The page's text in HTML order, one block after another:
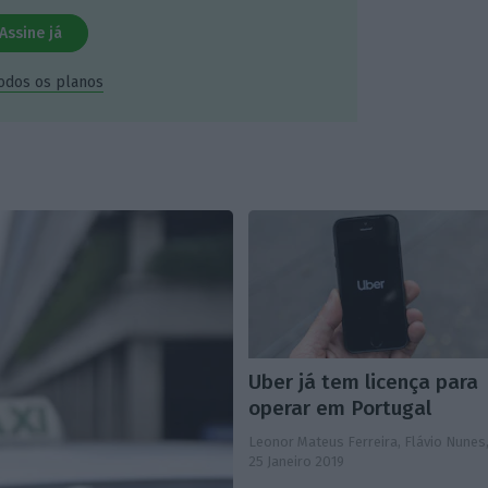
Assine já
os planos
Uber já tem licença para
operar em Portugal
Leonor Mateus Ferreira, Flávio
25 Janeiro 2019